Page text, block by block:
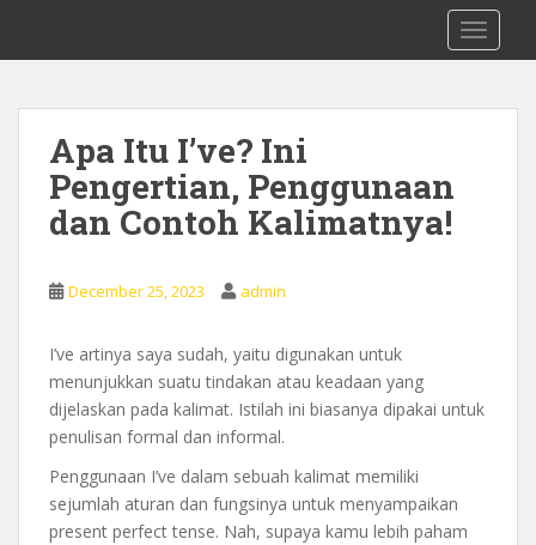
i
0878 8705 9305 Kursus Bahasa Inggis
dari Dasar Untuk Pemula Mataram
Apa Itu I’ve? Ini
Pengertian, Penggunaan
dan Contoh Kalimatnya!
December 25, 2023 admin
I’ve artinya saya sudah, yaitu digunakan untuk
menunjukkan suatu tindakan atau keadaan yang
dijelaskan pada kalimat. Istilah ini biasanya dipakai untuk
penulisan formal dan informal.
Penggunaan I’ve dalam sebuah kalimat memiliki
sejumlah aturan dan fungsinya untuk menyampaikan
present perfect tense. Nah, supaya kamu lebih paham